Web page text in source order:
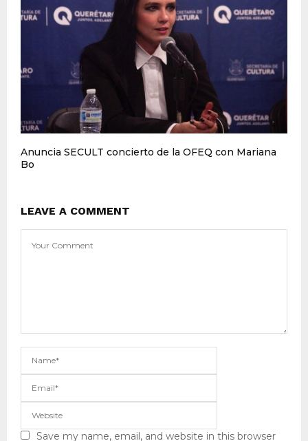
Anuncia SECULT concierto de la OFEQ con Mariana
Bo
LEAVE A COMMENT
Save my name, email, and website in this browser